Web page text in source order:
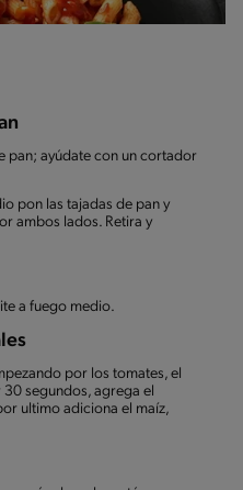
pan; ayúdate con un cortador
pon las tajadas de pan y
ambos lados. Retira y
a fuego medio.
por los tomates, el
30 segundos, agrega el
ultimo adiciona el maíz,